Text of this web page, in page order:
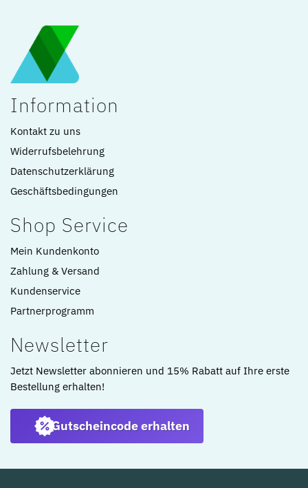
Information
Kontakt zu uns
Widerrufsbelehrung
Datenschutzerklärung
Geschäftsbedingungen
Shop Service
Mein Kundenkonto
Zahlung & Versand
Kundenservice
Partnerprogramm
Newsletter
Jetzt Newsletter abonnieren und 15% Rabatt auf Ihre erste
Bestellung erhalten!
Gutscheincode erhalten